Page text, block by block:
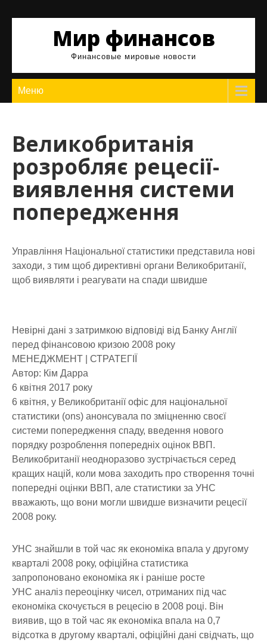
Мир финансов
Финансовые мировые новости
Меню
Великобританія
розробляє рецесії-
виявлення системи
попередження
Управління Національної статистики представила нові
заходи, з тим щоб директивні органи Великобританії,
щоб виявляти і реагувати на спади швидше
Невірні дані з затримкою відповіді від Банку Англії
перед фінансовою кризою 2008 року
МЕНЕДЖМЕНТ | СТРАТЕГІЇ
Автор: Кім Дарра
6 квітня 2017 року
6 квітня, у Великобританії офіс для національної
статистики (ons) анонсувала по зміцненню своєї
системи попередження спаду, введення нового
порядку розроблення попередніх оцінок ВВП.
Великобританії неодноразово зустрічається серед
кращих націй, коли мова заходить про створення точні
попередні оцінки ВВП, але статистики за УНС
вважають, що вони могли швидше визначити рецесії
2008 року.
УНС знайшли в той час як економіка впала у другому
кварталі 2008 року, офіційна статистика
запропоновано економіка як і раніше росте
УНС аналіз переоцінку чисел, отриманих під час
економіка скочується в рецесію в 2008 році. Він
виявив, що в той час як економіка впала на 0,7
відсотка в другому кварталі, офіційні дані свідчать, що